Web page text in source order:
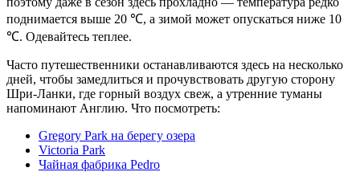
поднимается выше 20 ℃, а зимой может опускаться ниже 10
℃. Одевайтесь теплее.
Часто путешественники останавливаются здесь на несколько
дней, чтобы замедлиться и прочувствовать другую сторону
Шри-Ланки, где горный воздух свеж, а утренние туманы
напоминают Англию. Что посмотреть:
Gregory Park на берегу озера
Victoria Park
Чайная фабрика Pedro